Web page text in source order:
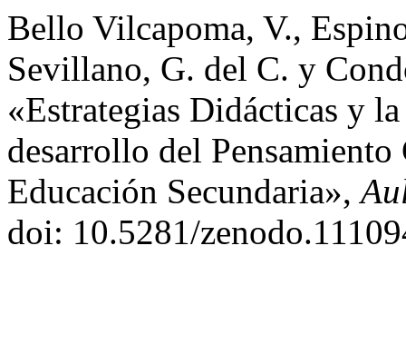
Bello Vilcapoma, V.,
Sevillano, G. del C. y
«Estrategias Didácticas y
desarrollo del
Educación Secundaria»,
doi: 10.5281/